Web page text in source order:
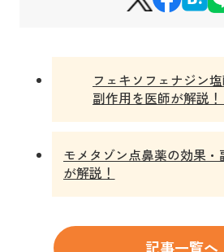
フェキソフェナジン
副作用を医師が解説
モメタゾン点鼻薬の効果・
が解説！
記事一覧へ